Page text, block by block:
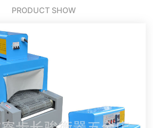
PRODUCT SHOW